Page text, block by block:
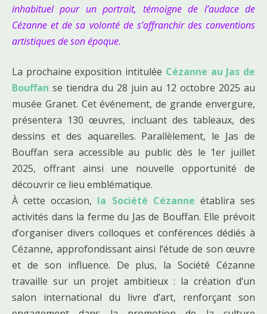
inhabituel pour un portrait, témoigne de l’audace de
Cézanne et de sa volonté de s’affranchir des conventions
artistiques de son époque.
La prochaine exposition intitulée Cézanne au Jas de
Bouffan se tiendra du 28 juin au 12 octobre 2025 au
musée Granet. Cet événement, de grande envergure,
présentera 130 œuvres, incluant des tableaux, des
dessins et des aquarelles. Parallèlement, le Jas de
Bouffan sera accessible au public dès le 1er juillet
2025, offrant ainsi une nouvelle opportunité de
découvrir ce lieu emblématique.
À cette occasion, la Société Cézanne établira ses
activités dans la ferme du Jas de Bouffan. Elle prévoit
d’organiser divers colloques et conférences dédiés à
Cézanne, approfondissant ainsi l’étude de son œuvre
et de son influence. De plus, la Société Cézanne
travaille sur un projet ambitieux : la création d’un
salon international du livre d’art, renforçant son